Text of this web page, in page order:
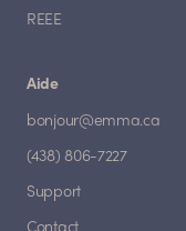
REEE
Aide
bonjour@emma.ca
(438) 806-7227
Support
Contact